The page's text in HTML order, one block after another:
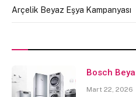
Arçelik Beyaz Eşya Kampanyası
Bosch
Mart 22, 2026